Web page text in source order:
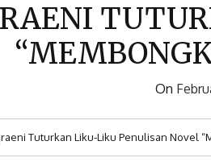
On
Tuturkan Liku-Liku Penulisan Novel